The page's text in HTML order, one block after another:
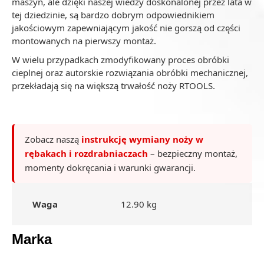
tej dziedzinie, są bardzo dobrym odpowiednikiem
jakościowym zapewniającym jakość nie gorszą od części
montowanych na pierwszy montaż.
W wielu przypadkach zmodyfikowany proces obróbki
cieplnej oraz autorskie rozwiązania obróbki mechanicznej,
przekładają się na większą trwałość noży RTOOLS.
Zobacz naszą instrukcję wymiany noży w
rębakach i rozdrabniaczach – bezpieczny montaż,
momenty dokręcania i warunki gwarancji.
Waga 12.90 kg
Marka